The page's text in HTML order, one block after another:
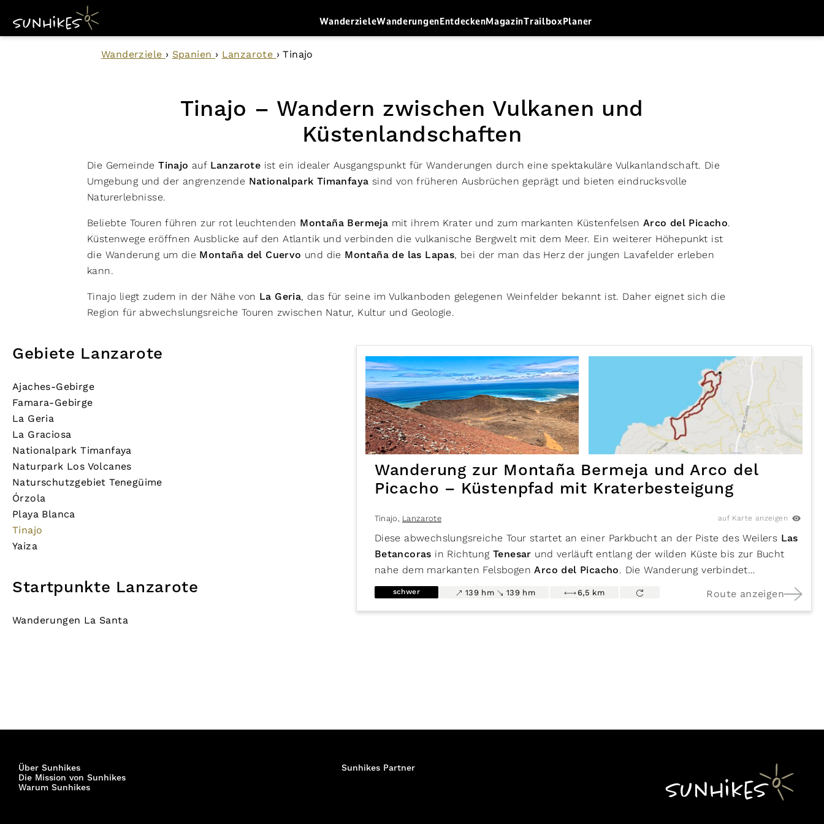
WanderzieleWanderungenEntdeckenMagazinTrailboxPlaner
Wanderziele › Spanien › Lanzarote › Tinajo
Tinajo – Wandern zwischen Vulkanen und
Küstenlandschaften
Die GemeindeTinajo auf Lanzarote ist ein idealer Ausgangspunkt für Wanderungen durch eine spektakuläre Vulkanlandschaft. Die
Umgebung und der angrenzende Nationalpark Timanfaya sind von früheren Ausbrüchen geprägt und bieten eindrucksvolle
Naturerlebnisse.
Beliebte Touren führen zur rot leuchtenden Montaña Bermeja mit ihrem Krater und zum markanten Küstenfelsen Arco del Picacho.
Küstenwege eröffnen Ausblicke auf den Atlantik und verbinden die vulkanische Bergwelt mit dem Meer. Ein weiterer Höhepunkt ist
die Wanderung um die Montaña del Cuervo und die Montaña de las Lapas, bei der man das Herz der jungen Lavafelder erleben
kann.
Tinajo liegt zudem in der Nähe von La Geria, das für seine im Vulkanboden gelegenen Weinfelder bekannt ist. Daher eignet sich die
Region für abwechslungsreiche Touren zwischen Natur, Kultur und Geologie.
Gebiete Lanzarote
Ajaches-Gebirge
Famara-Gebirge
La Geria
La Graciosa
Nationalpark Timanfaya
Naturpark Los Volcanes
Naturschutzgebiet Tenegüime
Órzola
Playa Blanca
Tinajo
Yaiza
Startpunkte Lanzarote
Wanderungen La Santa
Wanderung zur Montaña Bermeja und Arco del
Picacho – Küstenpfad mit Kraterbesteigung
Tinajo , Lanzarote auf Karte anzeigen
Diese abwechslungsreiche Tour startet an einer Parkbucht an der Piste des Weilers Las
Betancoras in Richtung Tenesar und verläuft entlang der wilden Küste bis zur Bucht
nahe dem markanten FelsbogenArco del Picacho. Die Wanderung verbindet
spektakuläre Küstenabschnitte mit einer anspruchsvollen Besteigung des Berges
Montaña Bermeja
schwer 139 hm 139 hm 6,5 km Route anzeigen
Über Sunhikes
Die Mission von Sunhikes
Warum Sunhikes
Sunhikes Partner